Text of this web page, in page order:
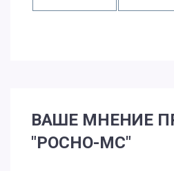
ВАШЕ МНЕНИЕ
"РОСНО-МС"